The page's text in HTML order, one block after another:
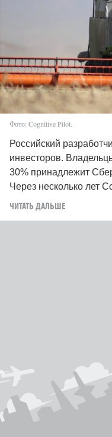
Фото: Cognitive Pilot.
Российский
инвесторов.
30% принадлежит
Через несколько лет
ЧИТАТЬ ДАЛЬШЕ